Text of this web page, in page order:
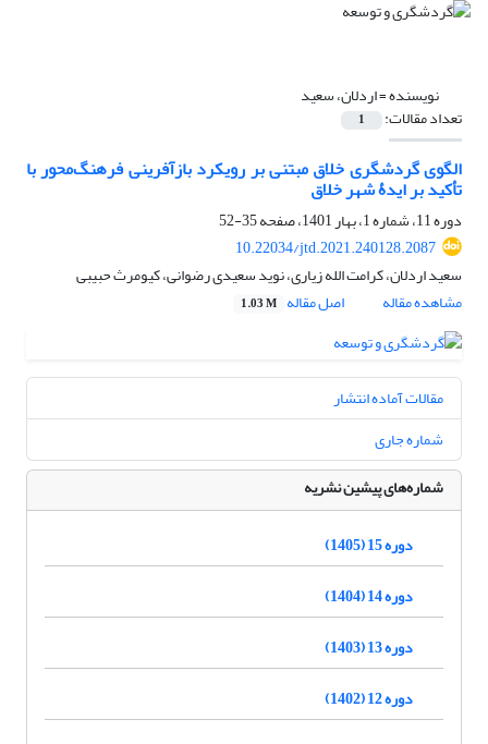
نویسنده =اردلان، سعید
تعداد مقالات: 1
الگوی گردشگری خلاق مبتنی بر رویکرد بازآفرینی فرهنگ‌محور با
تأکید بر ایدۀ شهر خلاق
دوره 11، شماره 1، بهار 1401، صفحه
35-52
10.22034/jtd.2021.240128.2087
سعید اردلان، کرامت الله زیاری، نوید سعیدی رضوانی، کیومرث حبیبی
مشاهده مقاله
اصل مقاله 1.03 M
مقالات آماده انتشار
شماره جاری
شماره‌های پیشین نشریه
دوره 15 (1405)
دوره 14 (1404)
دوره 13 (1403)
دوره 12 (1402)